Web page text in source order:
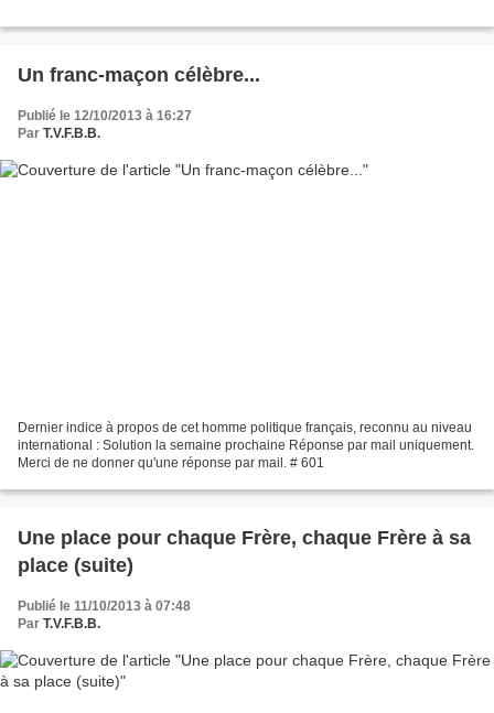
Un franc-maçon célèbre...
Publié le 12/10/2013 à 16:27
Par T.V.F.B.B.
Dernier indice à propos de cet homme politique français, reconnu au niveau
international : Solution la semaine prochaine Réponse par mail uniquement.
Merci de ne donner qu'une réponse par mail. # 601
Une place pour chaque Frère, chaque Frère à sa
place (suite)
Publié le 11/10/2013 à 07:48
Par T.V.F.B.B.